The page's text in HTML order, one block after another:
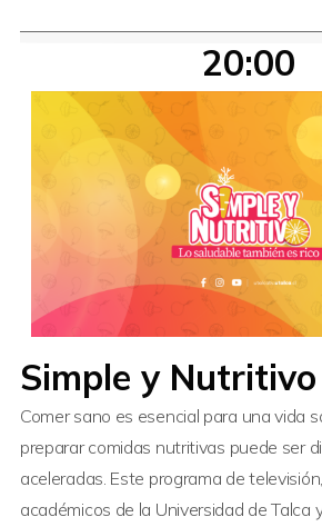
20:00
Simple y Nutritivo
Comer sano es esencial para una vida
preparar comidas nutritivas puede ser
aceleradas. Este programa de
académicos de la Universidad de Talca